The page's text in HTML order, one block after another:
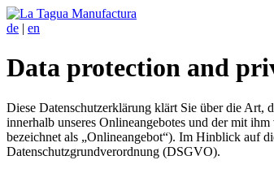
de | en
Data protection and
Diese Datenschutzerklärung klärt Sie über die Art,
innerhalb unseres Onlineangebotes und der mit
bezeichnet als „Onlineangebot“). Im Hinblick auf
Datenschutzgrundverordnung (DSGVO).